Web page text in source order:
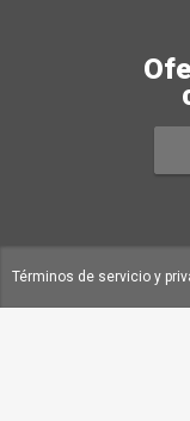
Términos de servicio y